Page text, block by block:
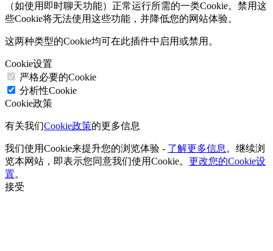
（如使用即时聊天功能）正常运行所需的一类Cookie。禁用这
些Cookie将无法使用这些功能，并降低您的网站体验。
这两种类型的Cookie均可在此插件中启用或禁用。
Cookie设置
严格必要的Cookie
分析性Cookie
Cookie政策
有关我们Cookie政策的更多信息
我们使用Cookie来提升您的浏览体验 - 了解更多信息 。继续浏
览本网站，即表示您同意我们使用Cookie。 更改您的Cookie设
置。
接受